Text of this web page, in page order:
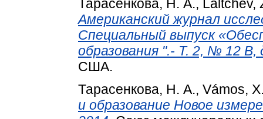
Тарасенкова, Н. А., Laltchev,
Американский журнал
Специальный выпуск
образования ".- Т. 2, № 12 B,
США.
Тарасенкова, Н. А., Vámos,
и образование Новое